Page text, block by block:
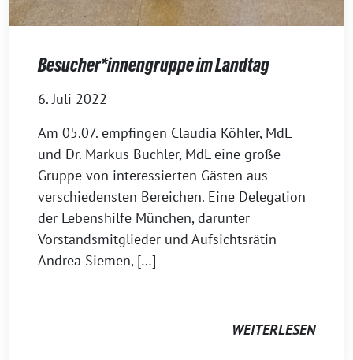
Besucher*innengruppe im Landtag
6. Juli 2022
Am 05.07. empfingen Claudia Köhler, MdL
und Dr. Markus Büchler, MdL eine große
Gruppe von interessierten Gästen aus
verschiedensten Bereichen. Eine Delegation
der Lebenshilfe München, darunter
Vorstandsmitglieder und Aufsichtsrätin
Andrea Siemen, […]
WEITERLESEN